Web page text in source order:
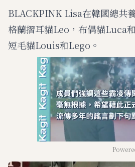
BLACKPINK Lisa在韓國總共
格蘭摺耳貓Leo，布偶貓Luca
短毛貓Louis和Lego。